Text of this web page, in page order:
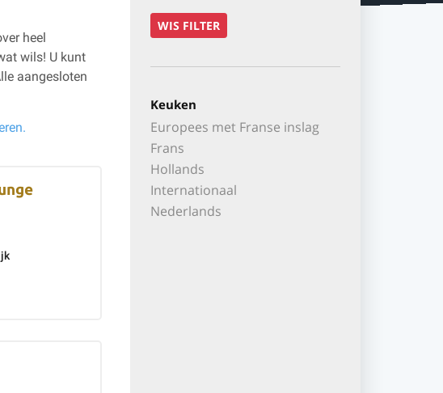
heel
wils! U kunt
aangesloten
WIS FILTER
Keuken
Europees met Franse inslag
Frans
Hollands
Internationaal
Nederlands